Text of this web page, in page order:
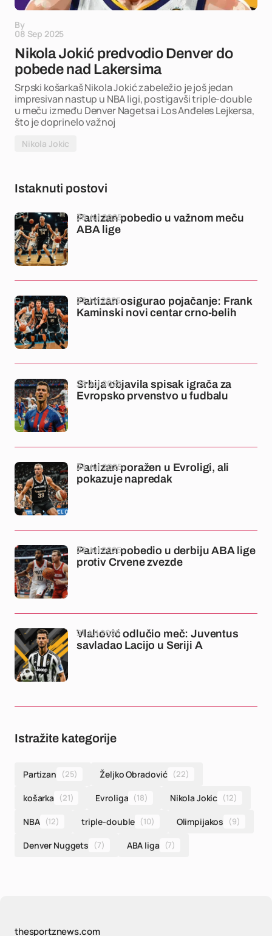
By
08 Sep 2025
Nikola Jokić predvodio Denver do
pobede nad Lakersima
Srpski košarkaš Nikola Jokić zabeležio je još jedan
impresivan nastup u NBA ligi, postigavši triple-double
u meču između Denver Nagetsa i Los Anđeles Lejkersa,
što je doprinelo važnoj
Nikola Jokic
Istaknuti postovi
Partizan pobedio u važnom meču
ABA lige
28 Jul 2025
Partizan osigurao pojačanje: Frank
Kaminski novi centar crno-belih
27 Jul 2025
Srbija objavila spisak igrača za
Evropsko prvenstvo u fudbalu
26 Jul 2025
Partizan poražen u Evroligi, ali
pokazuje napredak
24 Jul 2025
Partizan pobedio u derbiju ABA lige
protiv Crvene zvezde
22 Jul 2025
Vlahović odlučio meč: Juventus
savladao Lacijo u Seriji A
21 Jul 2025
Istražite kategorije
Partizan (25) Željko Obradović (22)
košarka (21) Evroliga (18) Nikola Jokic (12)
NBA (12) triple-double (10) Olimpijakos (9)
Denver Nuggets (7) ABA liga (7)
thesportznews.com